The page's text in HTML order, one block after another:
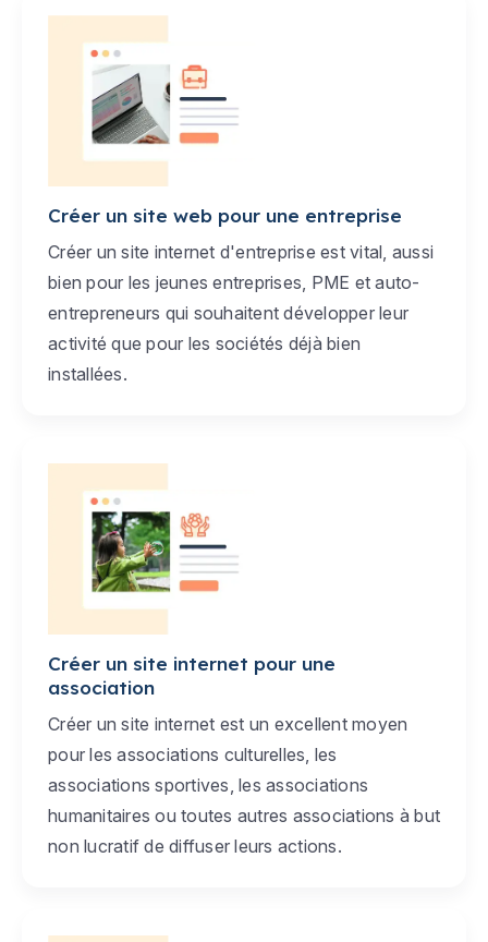
Créer un site web pour une entreprise
Créer un site internet d'entreprise est vital, aussi
bien pour les jeunes entreprises, PME et auto-
entrepreneurs qui souhaitent développer leur
activité que pour les sociétés déjà bien
installées.
Créer un site internet pour une
association
Créer un site internet est un excellent moyen
pour les associations culturelles, les
associations sportives, les associations
humanitaires ou toutes autres associations à but
non lucratif de diffuser leurs actions.